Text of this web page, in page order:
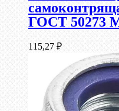
ГОСТ 50273
115,27 ₽